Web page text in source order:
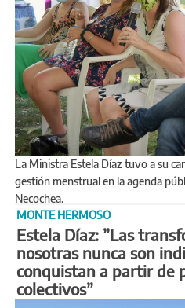
La Ministra Estela Díaz tuvo a su cargo el cierre del conversatorio “La
gestión menstrual en la agenda
Necochea.
MONTE HERMOSO
​​​​​​​Estela Díaz: ”Las
nosotras nunca son
conquistan a partir de
colectivos”